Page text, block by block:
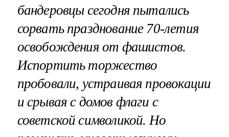
бандеровцы сегодня пытались
сорвать празднование 70-летия
освобождения от фашистов.
Испортить торжество
пробовали, устраивая провокации
и срывая с домов флаги с
советской символикой. Но